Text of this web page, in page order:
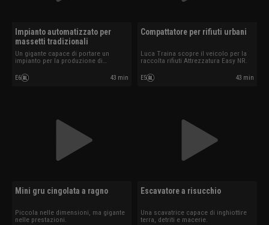
Impianto automatizzato per
massetti tradizionali
Un gigante capace di portare un
impianto per la produzione di
E6 43 min
Compattatore per rifiuti urbani
Luca Traina scopre il veicolo per la
raccolta rifiuti Attrezzatura Easy NR.
E5 43 min
Mini gru cingolata a ragno
Piccola nelle dimensioni, ma gigante
nelle prestazioni.
Escavatore a risucchio
Una scavatrice capace di inghiottire
terra, detriti e macerie.